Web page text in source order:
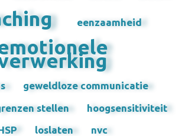
eenzaamheid
geweldloze communicatie
stellen
hoogsensitiviteit
loslaten nvc